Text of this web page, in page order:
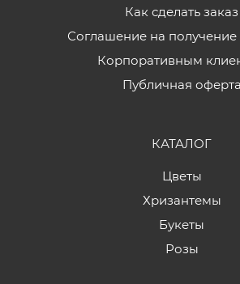
Как сделать заказ
Соглашение на
Корпоративным
Публичная оферта
КАТАЛОГ
Цветы
Хризантемы
Букеты
Розы